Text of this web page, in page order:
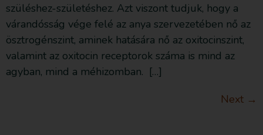
szüléshez-születéshez. Azt viszont tudjuk, hogy a
várandósság vége felé az anya szervezetében nő az
ösztrogénszint, aminek hatására nő az oxitocinszint,
valamint az oxitocin receptorok száma is mind az
agyban, mind a méhizomban. […]
Next →